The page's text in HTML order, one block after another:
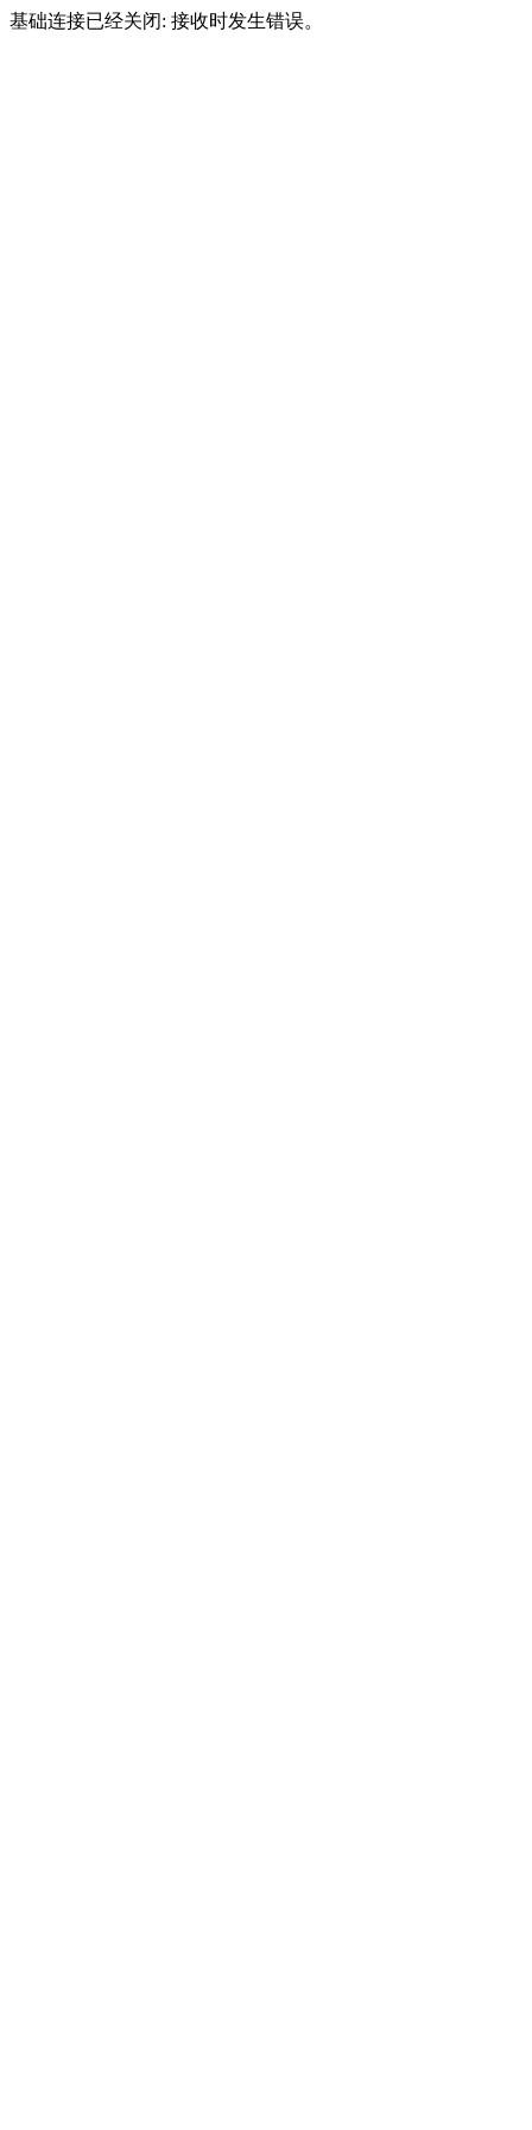
基础连接已经关闭: 接收时发生错误。